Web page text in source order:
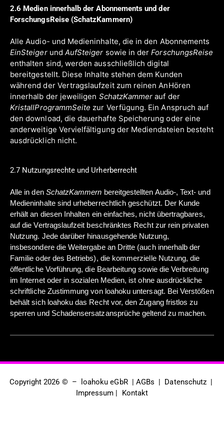
2.6 Medien innerhalb der Abonnements und der
ForschungsReise (SchatzKammern)
Alle Audio- und Medieninhalte, die in den Abonnements
EinSteigerund AufSteiger sowie in derForschungsReise
enthalten sind, werden ausschließlich digital
bereitgestellt. Diese Inhalte stehen dem Kunden
während der Vertragslaufzeit zum reinen AnHören
innerhalb der jeweiligen SchatzKammer auf der
KristallProgrammSeite zur Verfügung. Ein Anspruch auf
den download, die dauerhafte Speicherung oder eine
anderweitige Vervielfältigung der Mediendateien besteht
ausdrücklich nicht.
2.7 Nutzungsrechte und Urherberrecht
Alle in den SchatzKammern bereitgestellten Audio-, Text- und
Medieninhalte sind urheberrechtlich geschützt. Der Kunde
erhält an diesen Inhalten ein einfaches, nicht übertragbares,
auf die Vertragslaufzeit beschränktes Recht zur rein privaten
Nutzung. Jede darüber hinausgehende Nutzung,
insbesondere die Weitergabe an Dritte (auch innerhalb der
Familie oder des Betriebs), die kommerzielle Nutzung, die
öffentliche Vorführung, die Bearbeitung sowie die Verbreitung
im Internet oder in sozialen Medien, ist ohne ausdrückliche
schriftliche Zustimmung von loahoku untersagt. Bei Verstößen
behält sich loahoku das Recht vor, den Zugang fristlos zu
sperren und Schadensersatzansprüche geltend zu machen.
Copyright 2026 © – loahoku eGbR | AGBs | Datenschutz |
Impressum | Kontakt